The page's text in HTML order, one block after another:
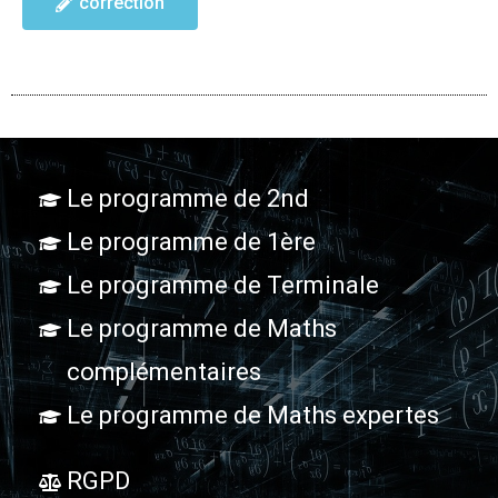
Le programme de 2nd
Le programme de 1ère
Le programme de Terminale
Le programme de Maths
complémentaires
Le programme de Maths expertes
RGPD